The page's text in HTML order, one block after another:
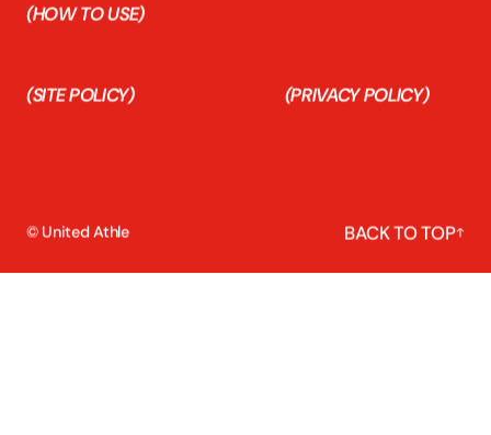
(HOW TO USE)
(SITE POLICY) (PRIVACY POLICY)
© United Athle BACK TO TOP